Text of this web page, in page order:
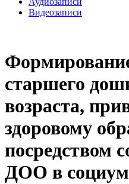
Видеозаписи
старшего
возраста,
здоровому
посредством
ДОО в